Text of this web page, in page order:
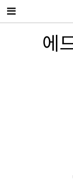
에